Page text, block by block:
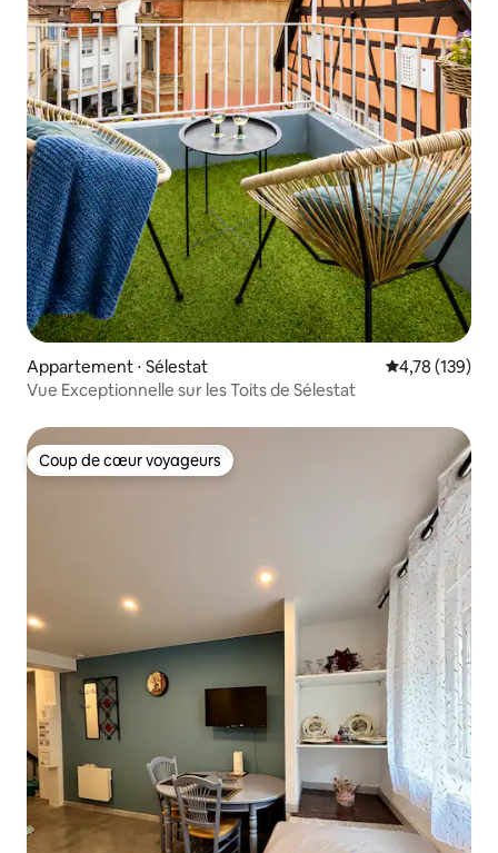
Appartement ⋅ Sélestat Évaluation
4,78 (139)
Vue Exceptionnelle sur les Toits de Sélestat
Coup de cœur voyageurs
Coup de cœur voyageurs